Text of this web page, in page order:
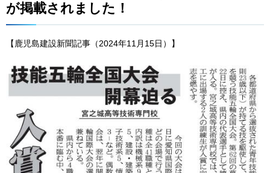
が掲載されました！
【鹿児島建設新聞記事（2024年11月15日）】